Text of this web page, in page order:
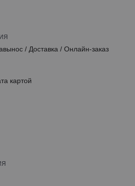
/ Доставка / Онлайн-заказ
картой